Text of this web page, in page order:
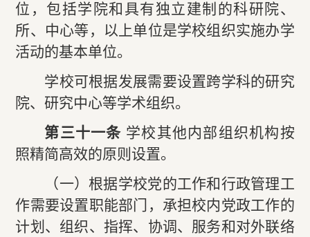
位，包括学院和具有独立建制的科研院、
所、中心等，以上单位是学校组织实施办学
活动的基本单位。
学校可根据发展需要设置跨学科的研究
院、研究中心等学术组织。
第三十一条 学校其他内部组织机构按
照精简高效的原则设置。
（一）根据学校党的工作和行政管理工
作需要设置职能部门，承担校内党政工作的
计划、组织、指挥、协调、服务和对外联络